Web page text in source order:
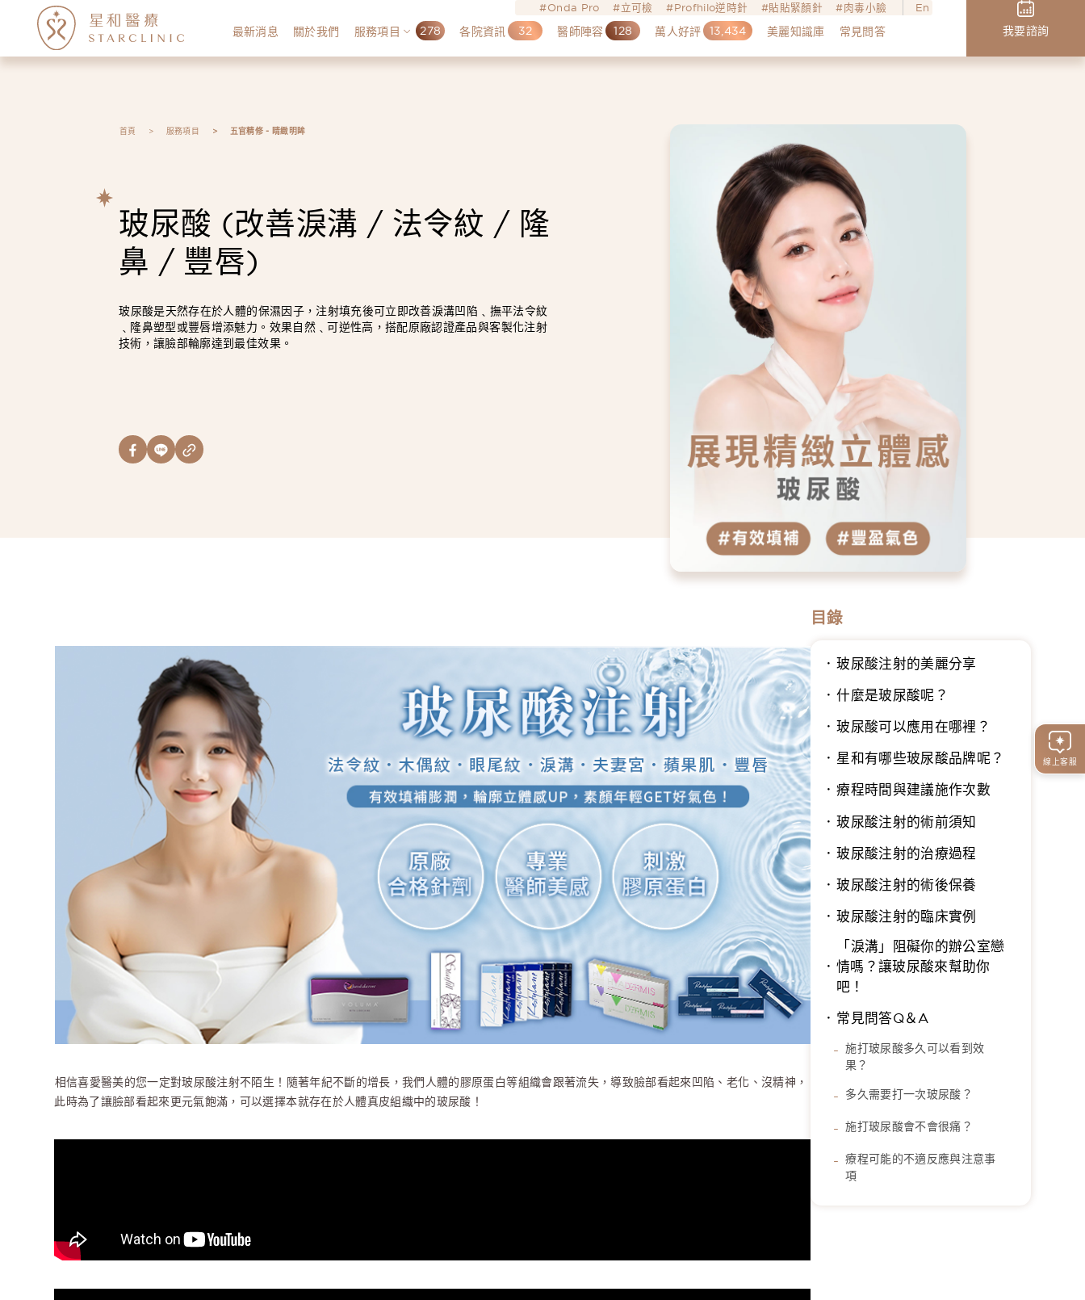
線上客服
Onda Pro 立可檢 Profhilo逆時針 貼貼緊顏針 肉毒小臉 En
最新消息 關於我們 服務項目 278 各院資訊 32 醫師陣容 128 萬人好評 13,434 美麗知識庫 常見問答 我要諮詢
首頁 服務項目 五官精修 - 睛緻明眸
玻尿酸 (改善淚溝 / 法令紋 / 隆
鼻 / 豐唇)
玻尿酸是天然存在於人體的保濕因子，注射填充後可立即改善淚溝凹陷﹑撫平法令紋
﹑隆鼻塑型或豐唇增添魅力。效果自然﹑可逆性高，搭配原廠認證產品與客製化注射
技術，讓臉部輪廓達到最佳效果。
相信喜愛醫美的您一定對玻尿酸注射不陌生！隨著年紀不斷的增長，我們人體的膠原蛋白等組織會跟著流失，導致臉部看起來凹陷、老化、沒精神，
此時為了讓臉部看起來更元氣飽滿，可以選擇本就存在於人體真皮組織中的玻尿酸！
目錄
玻尿酸注射的美麗分享
什麼是玻尿酸呢？
玻尿酸可以應用在哪裡？
星和有哪些玻尿酸品牌呢？
療程時間與建議施作次數
玻尿酸注射的術前須知
玻尿酸注射的治療過程
玻尿酸注射的術後保養
玻尿酸注射的臨床實例
「淚溝」阻礙你的辦公室戀
情嗎？讓玻尿酸來幫助你
吧！
常見問答Q＆A
施打玻尿酸多久可以看到效
果？
多久需要打一次玻尿酸？
施打玻尿酸會不會很痛？
療程可能的不適反應與注意事
項